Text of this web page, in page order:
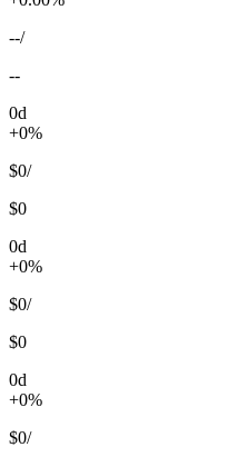
--/
--
0d
+0%
$0/
$0
0d
+0%
$0/
$0
0d
+0%
$0/